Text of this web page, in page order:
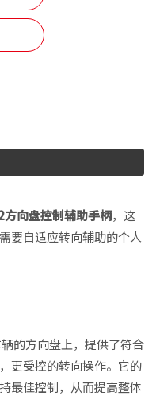
方向盘控制辅助手柄，这
要自适应转向辅助的个人
的方向盘上，提供了符合
更受控的转向操作。它的
最佳控制，从而提高整体